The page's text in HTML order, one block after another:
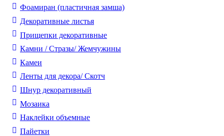
Фоамиран (пластичная замша)
Декоративные листья
Прищепки декоративные
Камни / Cтразы/ Жемчужины
Камеи
Ленты для декора/ Скотч
Шнур декоративный
Мозаика
Наклейки объемные
Пайетки